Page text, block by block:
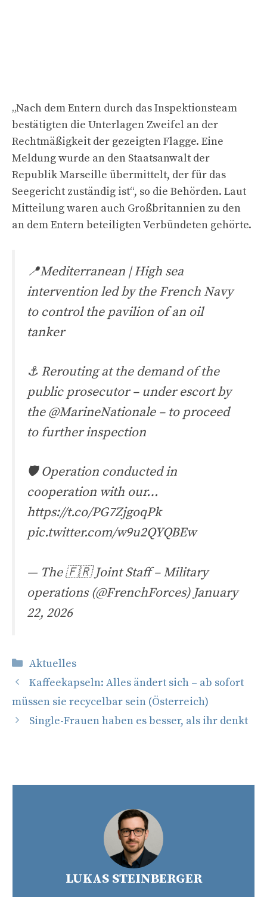
„Nach dem Entern durch das Inspektionsteam
bestätigten die Unterlagen Zweifel an der
Rechtmäßigkeit der gezeigten Flagge. Eine
Meldung wurde an den Staatsanwalt der
Republik Marseille übermittelt, der für das
Seegericht zuständig ist“, so die Behörden. Laut
Mitteilung waren auch Großbritannien zu den
an dem Entern beteiligten Verbündeten gehörte.
📍Mediterranean | High sea
intervention led by the French Navy
to control the pavilion of an oil
tanker
⚓ Rerouting at the demand of the
public prosecutor – under escort by
the@MarineNationale– to proceed
to further inspection
🛡️ Operation conducted in
cooperation with our…
https://t.co/PG7ZjgoqPk
pic.twitter.com/w9u2QYQBEw
— The 🇫🇷 Joint Staff – Military
operations (@FrenchForces) January
22, 2026
Kategorien
Aktuelles
Kaffeekapseln: Alles ändert sich – ab sofort
müssen sie recycelbar sein (Österreich)
Single-Frauen haben es besser, als ihr denkt
LUKAS STEINBERGER